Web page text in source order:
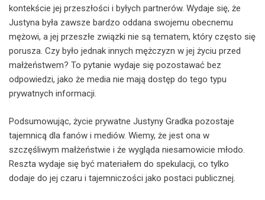
kontekście jej przeszłości i byłych partnerów. Wydaje się, że
Justyna była zawsze bardzo oddana swojemu obecnemu
mężowi, a jej przeszłe związki nie są tematem, który często się
porusza. Czy było jednak innych mężczyzn w jej życiu przed
małżeństwem? To pytanie wydaje się pozostawać bez
odpowiedzi, jako że media nie mają dostęp do tego typu
prywatnych informacji.
Podsumowując, życie prywatne Justyny Gradka pozostaje
tajemnicą dla fanów i mediów. Wiemy, że jest ona w
szczęśliwym małżeństwie i że wygląda niesamowicie młodo.
Reszta wydaje się być materiałem do spekulacji, co tylko
dodaje do jej czaru i tajemniczości jako postaci publicznej.